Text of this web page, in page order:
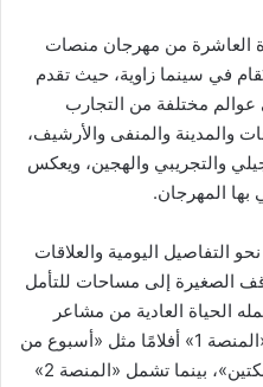
العاشرة من مهرجان منصات
في سينما زاوية، حيث تقدم
مختلفة من التجارب
والمدينة والمنفى والأرشيف،
والتجريبي والهجين، ويعكس
بها المهرجان.
الأفلام نحو التفاصيل اليومية والعلاقات
الصغيرة إلى مساحات للتأمل
الحياة العادية من مشاعر
خفية مثل الحنين والارتباك. وتضم «المنصة 1» أفلامًا مثل «أسبوع من
حياة أحمد» و«ريحة الهنا» و«بين سكتين»، بينما تشمل «المنصة 2»